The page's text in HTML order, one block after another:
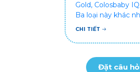
Gold, Colosbaby
Ba loại này khác
CHI TIẾT
Đặt câu